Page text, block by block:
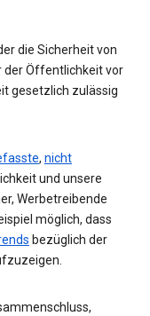
die Sicherheit von
der Öffentlichkeit vor
gesetzlich zulässig
, nicht
und unsere
Werbetreibende
möglich, dass
bezüglich der